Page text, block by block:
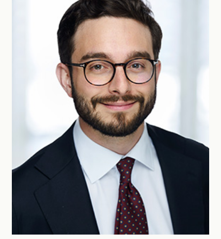
Wiersholm